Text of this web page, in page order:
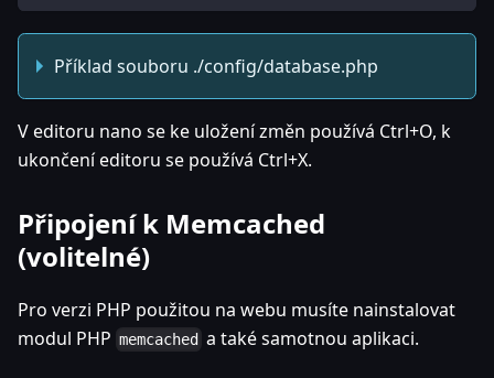
Příklad souboru ./config/database.php
V editoru nano se ke uložení změn používá Ctrl+O, k
ukončení editoru se používá Ctrl+X.
Připojení k Memcached
(volitelné)
Pro verzi PHP použitou na webu musíte nainstalovat
modul PHP memcached a také samotnou aplikaci.